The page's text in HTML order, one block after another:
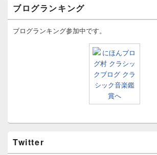
ブログランキング
ブログランキング参加中です。
Twitter